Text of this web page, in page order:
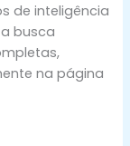
de inteligência
busca
na página